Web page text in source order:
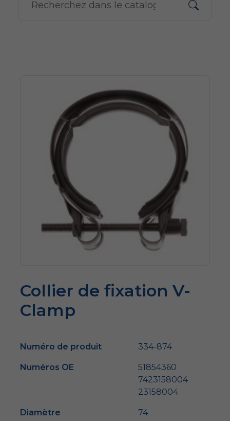
Collier de fixation V-
Clamp
Numéro de produit 334-874
Numéros OE
51854360
7423158004
23158004
Diamètre 74